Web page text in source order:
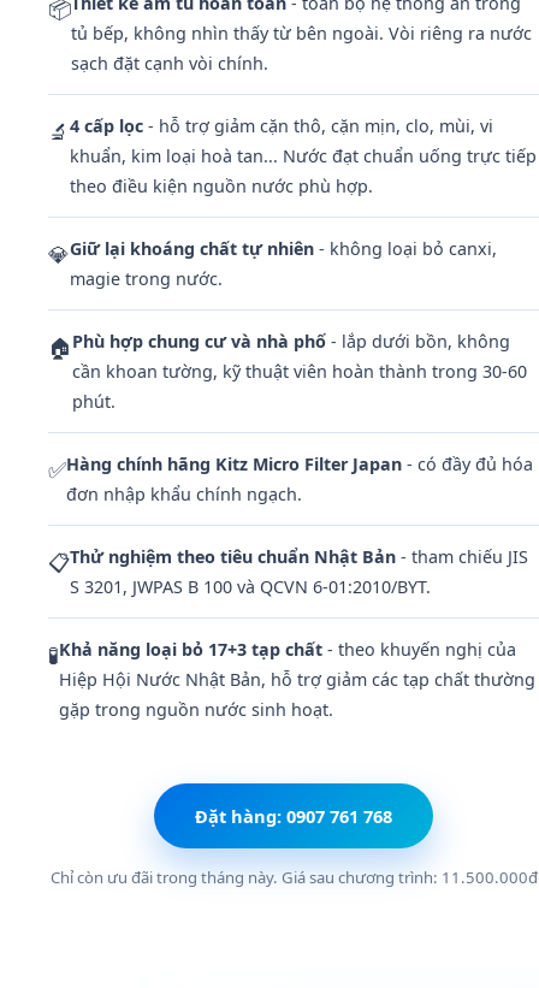
📦
tủ bếp, không nhìn thấy từ bên ngoài. Vòi riêng ra nước
sạch đặt cạnh vòi chính.
🔬 4 cấp lọc - hỗ trợ giảm cặn thô, cặn mịn, clo, mùi, vi
khuẩn, kim loại hoà tan... Nước đạt chuẩn uống trực tiếp
theo điều kiện nguồn nước phù hợp.
💎Giữ lại khoáng chất tự nhiên - không loại bỏ canxi,
magie trong nước.
🏠 Phù hợp chung cư và nhà phố - lắp dưới bồn, không
cần khoan tường, kỹ thuật viên hoàn thành trong 30-60
phút.
✅Hàng chính hãng Kitz Micro Filter Japan - có đầy đủ hóa
đơn nhập khẩu chính ngạch.
📋Thử nghiệm theo tiêu chuẩn Nhật Bản - tham chiếu JIS
S 3201, JWPAS B 100 và QCVN 6-01:2010/BYT.
🧪Khả năng loại bỏ 17+3 tạp chất - theo khuyến nghị của
Hiệp Hội Nước Nhật Bản, hỗ trợ giảm các tạp chất thường
gặp trong nguồn nước sinh hoạt.
Đặt hàng: 0907 761 768
Chỉ còn ưu đãi trong tháng này. Giá sau chương trình: 11.500.000đ